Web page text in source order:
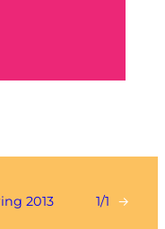
2013 1/1 →